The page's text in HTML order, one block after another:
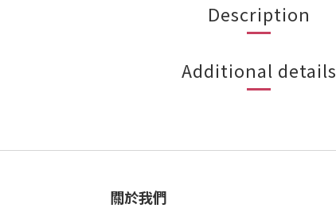
Description
Additional details
關於我們